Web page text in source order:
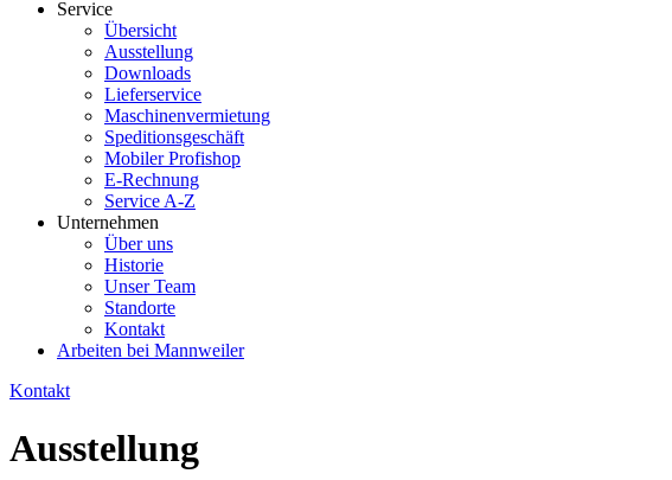
Service
Übersicht
Ausstellung
Downloads
Lieferservice
Maschinenvermietung
Speditionsgeschäft
Mobiler Profishop
E-Rechnung
Service A-Z
Unternehmen
Über uns
Historie
Unser Team
Standorte
Kontakt
Arbeiten bei Mannweiler
Kontakt
Ausstellung